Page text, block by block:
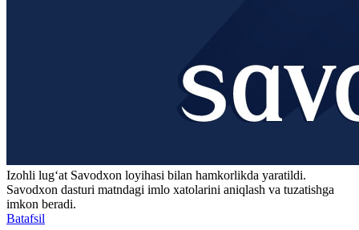
Izohli lugʻat Savodxon loyihasi bilan hamkorlikda yaratildi.
Savodxon dasturi matndagi imlo xatolarini aniqlash va tuzatishga
imkon beradi.
Batafsil